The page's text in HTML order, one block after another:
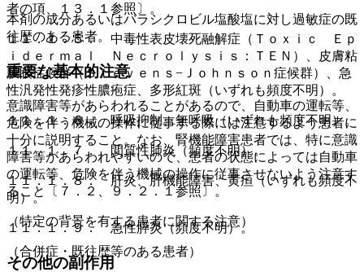
本剤の成分あるいはバラシクロビル塩酸塩に対し過敏症の既
往歴のある患者。
重要な基本的注意
意識障害等があらわれることがあるので、自動車の運転等、
危険を伴う機械の操作に従事する際には注意するよう患者に
十分に説明すること。なお、腎機能障害患者では、特に意識
障害等があらわれやすいので、患者の状態によっては自動車
の運転等、危険を伴う機械の操作に従事させないよう注意す
ること〔７．２、９．２．１参照〕。
（特定の背景を有する患者に関する注意）
（合併症・既往歴等のある患者）
者の項、１３．１参照〕。
１１．１．５． 中毒性表皮壊死融解症（Ｔｏｘｉｃ Ｅｐ
ｉｄｅｒｍａｌ Ｎｅｃｒｏｌｙｓｉｓ：ＴＥＮ）、皮膚粘
膜眼症候群（Ｓｔｅｖｅｎｓ−Ｊｏｈｎｓｏｎ症候群）、急
性汎発性発疹性膿疱症、多形紅斑（いずれも頻度不明）。
１１．１．６． 呼吸抑制、無呼吸（いずれも頻度不明）。
１１．１．７． 間質性肺炎（頻度不明）。
１１．１．８． 肝炎、肝機能障害、黄疸（いずれも頻度不
明）。
１１．１．９． 急性膵炎（頻度不明）。
その他の副作用